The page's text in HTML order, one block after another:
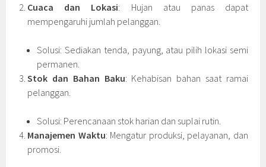
Cuaca dan Lokasi: Hujan atau panas dapat
mempengaruhi jumlah pelanggan.
Solusi: Sediakan tenda, payung, atau pilih lokasi semi
permanen.
Stok dan Bahan Baku: Kehabisan bahan saat ramai
pelanggan.
Solusi: Perencanaan stok harian dan suplai rutin.
Manajemen Waktu: Mengatur produksi, pelayanan, dan
promosi.